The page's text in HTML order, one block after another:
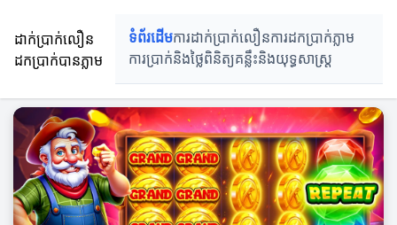
ដាក់ប្រាក់លឿន
ដកប្រាក់បានភ្លាម
ទំព័រដើមការដាក់ប្រាក់លឿនការដកប្រាក់ភ្លាម
ការប្រាក់និងថ្លៃពិនិត្យគន្លឹះនិងយុទ្ធសាស្រ្ត